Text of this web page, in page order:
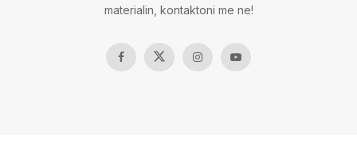
materialin, kontaktoni me ne!